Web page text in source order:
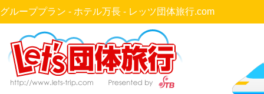
グループプラン - ホテル万長 - レッツ団体旅行.com